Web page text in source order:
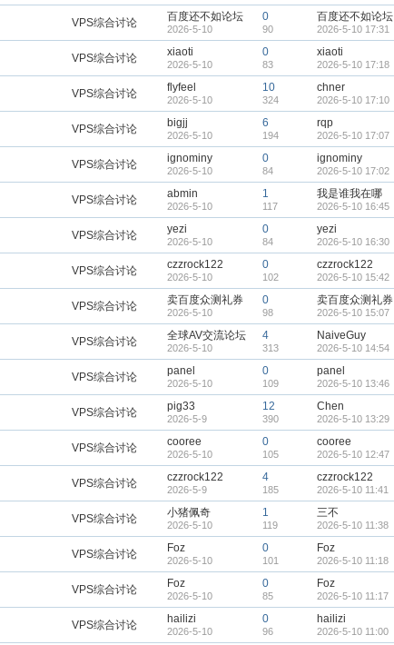
VPS综合讨论 百度还不如论坛
2026-5-10
0
90
百度还不如论坛
2026-5-10 17:31
VPS综合讨论 xiaoti
2026-5-10
0
83
xiaoti
2026-5-10 17:18
VPS综合讨论 flyfeel
2026-5-10
10
324
chner
2026-5-10 17:10
VPS综合讨论 bigjj
2026-5-10
6
194
rqp
2026-5-10 17:07
VPS综合讨论 ignominy
2026-5-10
0
84
ignominy
2026-5-10 17:02
VPS综合讨论 abmin
2026-5-10
1
117
我是谁我在哪
2026-5-10 16:45
VPS综合讨论 yezi
2026-5-10
0
84
yezi
2026-5-10 16:30
VPS综合讨论 czzrock122
2026-5-10
0
102
czzrock122
2026-5-10 15:42
VPS综合讨论 卖百度众测礼券
2026-5-10
0
98
卖百度众测礼券
2026-5-10 15:07
VPS综合讨论 全球AV交流论坛
2026-5-10
4
313
NaiveGuy
2026-5-10 14:54
VPS综合讨论 panel
2026-5-10
0
109
panel
2026-5-10 13:46
VPS综合讨论 pig33
2026-5-9
12
390
Chen
2026-5-10 13:29
VPS综合讨论 cooree
2026-5-10
0
105
cooree
2026-5-10 12:47
VPS综合讨论 czzrock122
2026-5-9
4
185
czzrock122
2026-5-10 11:41
VPS综合讨论 小猪佩奇
2026-5-10
1
119
三不
2026-5-10 11:38
VPS综合讨论 Foz
2026-5-10
0
101
Foz
2026-5-10 11:18
VPS综合讨论 Foz
2026-5-10
0
85
Foz
2026-5-10 11:17
VPS综合讨论 hailizi
2026-5-10
0
96
hailizi
2026-5-10 11:00